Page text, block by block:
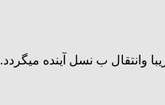
وانتقال ب نسل آینده میگردد.